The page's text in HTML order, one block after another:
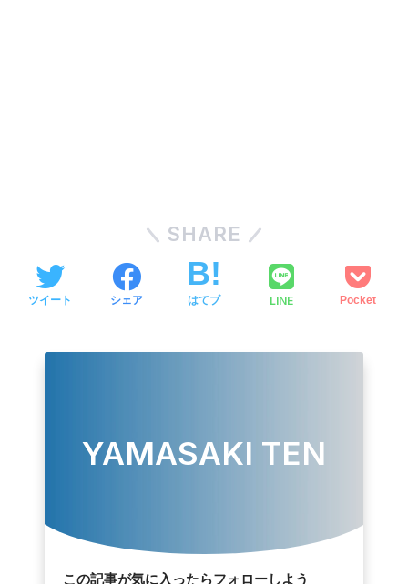
SHARE
ツイート シェア はてブ LINE Pocket
YAMASAKI TEN
この記事が気に入ったらフォローしよう